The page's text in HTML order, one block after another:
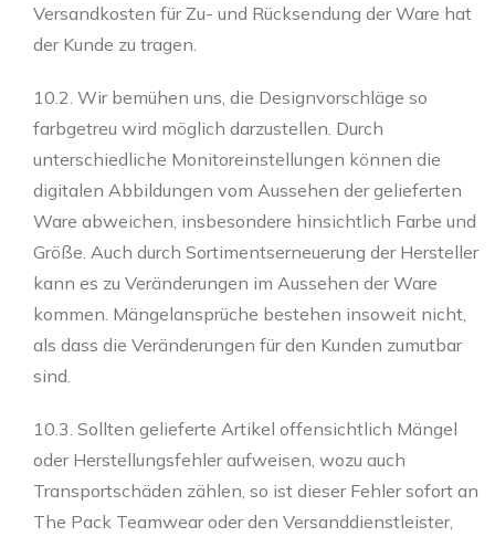
Versandkosten für Zu- und Rücksendung der Ware hat
der Kunde zu tragen.
10.2. Wir bemühen uns, die Designvorschläge so
farbgetreu wird möglich darzustellen. Durch
unterschiedliche Monitoreinstellungen können die
digitalen Abbildungen vom Aussehen der gelieferten
Ware abweichen, insbesondere hinsichtlich Farbe und
Größe. Auch durch Sortimentserneuerung der Hersteller
kann es zu Veränderungen im Aussehen der Ware
kommen. Mängelansprüche bestehen insoweit nicht,
als dass die Veränderungen für den Kunden zumutbar
sind.
10.3. Sollten gelieferte Artikel offensichtlich Mängel
oder Herstellungsfehler aufweisen, wozu auch
Transportschäden zählen, so ist dieser Fehler sofort an
The Pack Teamwear oder den Versanddienstleister,